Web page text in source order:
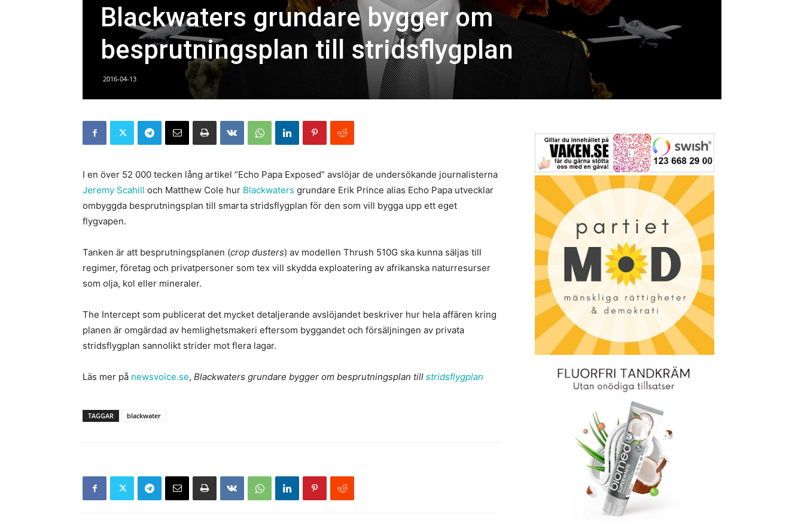
Blackwaters grundare bygger om
besprutningsplan till stridsflygplan
2016-04-13
I en över 52 000 tecken lång artikel ”Echo Papa Exposed” avslöjar de undersökande journalisterna
Jeremy Scahill och Matthew Cole hur Blackwaters grundare Erik Prince alias Echo Papa utvecklar
ombyggda besprutningsplan till smarta stridsflygplan för den som vill bygga upp ett eget
flygvapen.
Tanken är att besprutningsplanen (crop dusters) av modellen Thrush 510G ska kunna säljas till
regimer, företag och privatpersoner som tex vill skydda exploatering av afrikanska naturresurser
som olja, kol eller mineraler.
The Intercept som publicerat det mycket detaljerande avslöjandet beskriver hur hela affären kring
planen är omgärdad av hemlighetsmakeri eftersom byggandet och försäljningen av privata
stridsflygplan sannolikt strider mot flera lagar.
Läs mer på newsvoice.se, Blackwaters grundare bygger om besprutningsplan till stridsflygplan
TAGGAR blackwater